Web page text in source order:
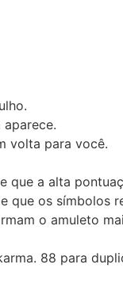
volta para você.
que a alta
que os símbolos
o amuleto
88 para